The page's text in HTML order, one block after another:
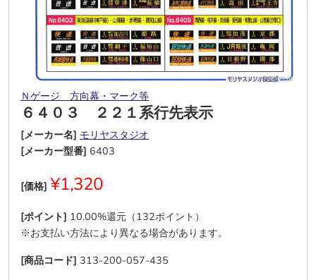
Ｎゲージ 方向幕・マーク等
６４０３ ２２１系行先表示
[メーカー名] モリヤスタジオ
[メーカー型番] 6403
[価格] ¥1,320
[ポイント] 10.00%還元（132ポイント）
※お支払い方法により異なる場合があります。
[商品コード] 313-200-057-435